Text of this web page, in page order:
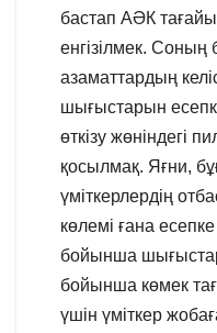
бастап АӘК
енгізілмек. Соның
азаматтардың
шығыстарын
өткізу жөніндегі
қосылмақ. Яғни,
үміткерлердің
көлемі ғана
бойынша
бойынша көмек
үшін үміткер